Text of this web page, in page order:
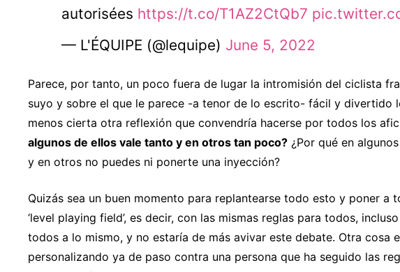
autorisées https://t.co/T1AZ2CtQb7
— L'ÉQUIPE (@lequipe) June 5, 2022
Parece, por tanto, un poco fuera de lugar la intromisión del ciclista
suyo y sobre el que le parece -a tenor de lo escrito- fácil y divertido
menos cierta otra reflexión que convendría hacerse por todos los
algunos de ellos vale tanto y en otros tan poco? ¿Por qué en
y en otros no puedes ni ponerte una inyección?
Quizás sea un buen momento para replantearse todo esto y poner a
‘level playing field’, es decir, con las mismas reglas para todos,
todos a lo mismo, y no estaría de más avivar este debate. Otra cosa
personalizando ya de paso contra una persona que ha seguido las